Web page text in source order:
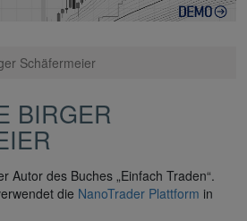
Schäfermeier
BIRGER
Autor des Buches „Einfach Traden“.
die NanoTrader Plattform in